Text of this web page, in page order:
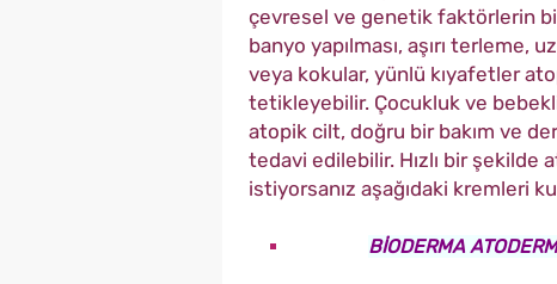
çevresel ve genetik faktörlerin
banyo yapılması, aşırı terleme,
veya kokular, yünlü kıyafetler
tetikleyebilir. Çocukluk ve
atopik cilt, doğru bir bakım ve
tedavi edilebilir. Hızlı bir
istiyorsanız aşağıdaki kremleri
BİODERMA